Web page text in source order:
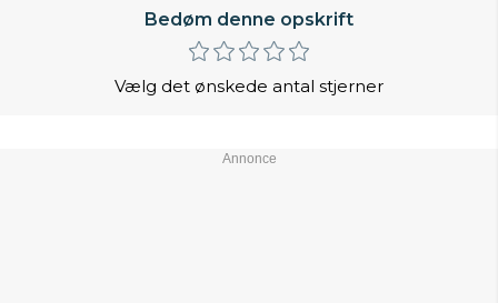
Bedøm denne opskrift
Vælg det ønskede antal stjerner